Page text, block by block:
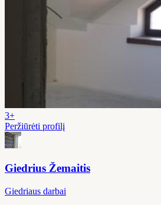
3+
Peržiūrėti profilį
Giedrius Žemaitis
Giedriaus darbai